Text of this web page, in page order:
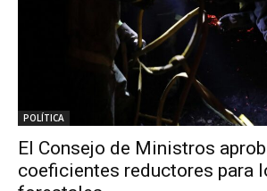
POLÍTICA
El Consejo de Ministros
coeficientes reductores para